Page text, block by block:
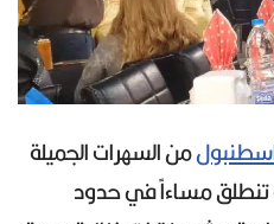
من السهرات الجميلة
مساءاً في حدود